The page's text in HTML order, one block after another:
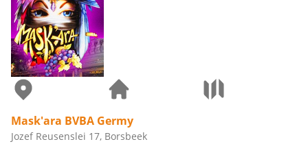
Mask'ara BVBA Germy
Jozef Reusenslei 17, Borsbeek